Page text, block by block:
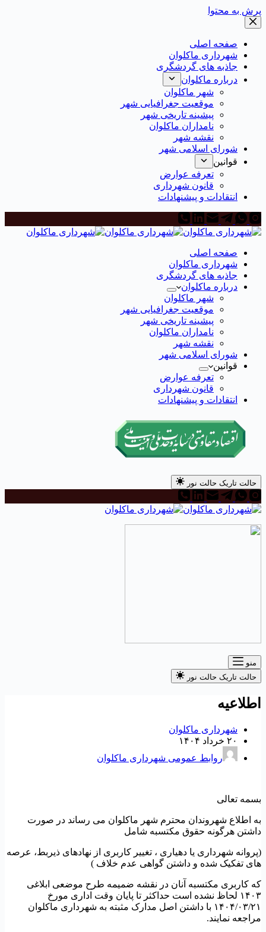
به محتوا
صفحه اصلی
شهرداری ماکلوان
جاذبه های گردشگری
درباره ماکلوان
شهر ماکلوان
موقعیت جغرافیایی شهر
پیشینه تاریخی شهر
نامداران ماکلوان
نقشه شهر
شورای اسلامی شهر
قوانین
تعرفه عوارض
قانون شهرداری
انتقادات و پیشنهادات
صفحه اصلی
شهرداری ماکلوان
جاذبه های گردشگری
درباره ماکلوان
شهر ماکلوان
موقعیت جغرافیایی شهر
پیشینه تاریخی شهر
نامداران ماکلوان
نقشه شهر
شورای اسلامی شهر
قوانین
تعرفه عوارض
قانون شهرداری
انتقادات و پیشنهادات
حالت تاریک حالت نور
منو
حالت تاریک حالت نور
شهرداری ماکلوان
۲۰ خرداد ۱۴۰۴
روابط عمومی شهرداری ماکلوان
تعالی
اطلاع شهروندان محترم شهر ماکلوان می رساند در صورت
هرگونه حقوق مکتسبه شامل
شهرداری یا دهیاری ، تغییر کاربری از نهادهای ذیربط، عرصه
تفکیک شده و داشتن گواهی عدم خلاف )
کاربری مکتسبه آنان در نقشه ضمیمه طرح موضعی ابلاغی
۱۴۰۳ لحاظ نشده است حداکثر تا پایان وقت اداری مورخ
۱۴۰۴/۰۳/۲۱ با داشتن اصل مدارک مثبته به شهرداری ماکلوان
نمایند.